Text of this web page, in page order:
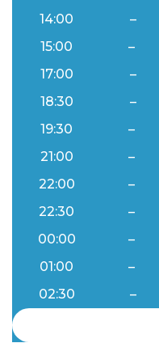
14:00
–
15:00
–
17:00
–
18:30
–
19:30
–
21:00
–
22:00
–
22:30
–
00:00
–
01:00
–
02:30
–